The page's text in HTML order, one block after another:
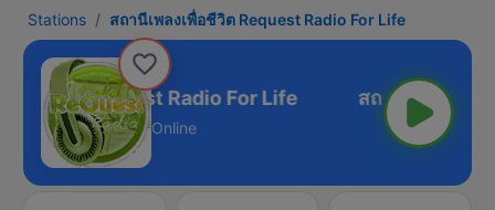
Stations สถานีเพลงเพื่อชีวิต Request Radio For Life
พื่อชีวิต Request Radio For Life
Online